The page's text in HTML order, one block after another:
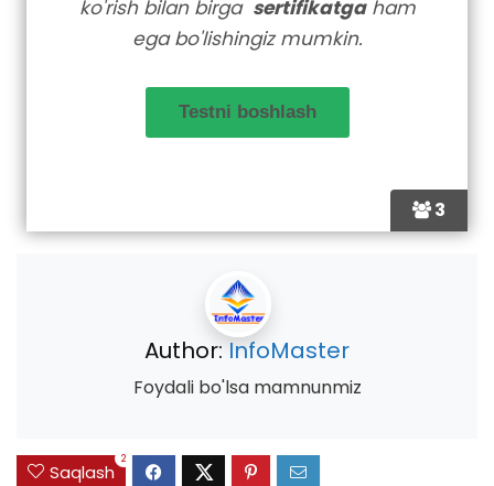
3
ko'rish bilan birga sertifikatgaham
ega bo'lishingiz mumkin.
Author:InfoMaster
Foydali bo'lsa mamnunmiz
Saqlash
2